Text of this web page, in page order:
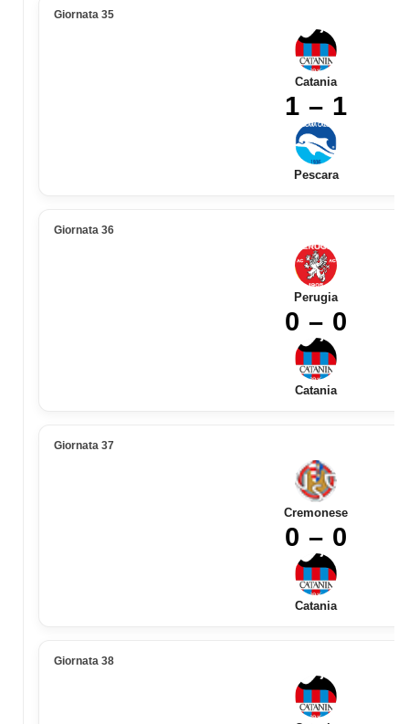
Giornata 35
Catania
1 – 1
Pescara
Giornata 36
Perugia
0 – 0
Catania
Giornata 37
Cremonese
0 – 0
Catania
Giornata 38